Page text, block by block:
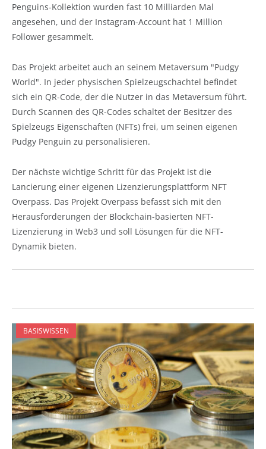
Penguins-Kollektion wurden fast 10 Milliarden Mal
angesehen, und der Instagram-Account hat 1 Million
Follower gesammelt.
Das Projekt arbeitet auch an seinem Metaversum "Pudgy
World". In jeder physischen Spielzeugschachtel befindet
sich ein QR-Code, der die Nutzer in das Metaversum führt.
Durch Scannen des QR-Codes schaltet der Besitzer des
Spielzeugs Eigenschaften (NFTs) frei, um seinen eigenen
Pudgy Penguin zu personalisieren.
Der nächste wichtige Schritt für das Projekt ist die
Lancierung einer eigenen Lizenzierungsplattform NFT
Overpass. Das Projekt Overpass befasst sich mit den
Herausforderungen der Blockchain-basierten NFT-
Lizenzierung in Web3 und soll Lösungen für die NFT-
Dynamik bieten.
BASISWISSEN